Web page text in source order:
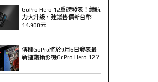
GoPro Hero 12重磅發表！續航
力大升級，建議售價新台幣
14,900元
傳聞GoPro將於9月6日發表最
新運動攝影機GoPro Hero 12？